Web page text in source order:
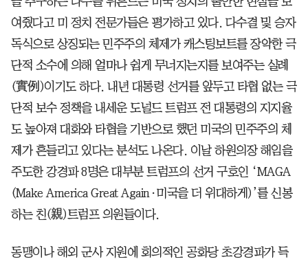
여줬다고 미 정치 전문가들은 평가하고 있다. 다수결 및 승자
독식으로 상징되는 민주주의 체제가 캐스팅보트를 장악한 극
단적 소수에 의해 얼마나 쉽게 무너지는지를 보여주는 실례
(實例)이기도 하다. 내년 대통령 선거를 앞두고 타협 없는 극
단적 보수 정책을 내세운 도널드 트럼프 전 대통령의 지지율
도 높아져 대화와 타협을 기반으로 했던 미국의 민주주의 체
제가 흔들리고 있다는 분석도 나온다. 이날 하원의장 해임을
주도한 강경파 8명은 대부분 트럼프의 선거 구호인 ‘MAGA
(Make America Great Again·미국을 더 위대하게)’를 신봉
하는 친(親)트럼프 의원들이다.
동맹이나 해외 군사 지원에 회의적인 공화당 초강경파가 득